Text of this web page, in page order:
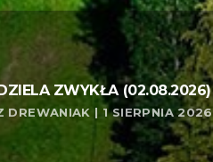
ZWYKŁA (02.08.2026)
DREWANIAK | 1 SIERPNIA 2026